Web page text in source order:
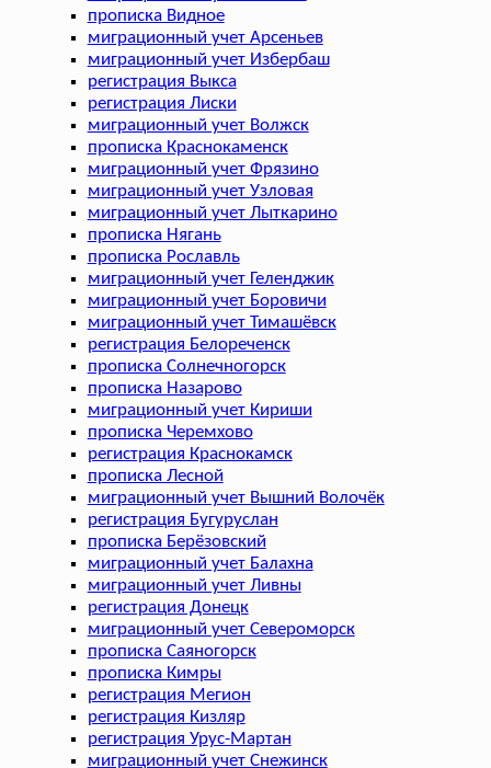
прописка Видное
миграционный учет Арсеньев
миграционный учет Избербаш
регистрация Выкса
регистрация Лиски
миграционный учет Волжск
прописка Краснокаменск
миграционный учет Фрязино
миграционный учет Узловая
миграционный учет Лыткарино
прописка Нягань
прописка Рославль
миграционный учет Геленджик
миграционный учет Боровичи
миграционный учет Тимашёвск
регистрация Белореченск
прописка Солнечногорск
прописка Назарово
миграционный учет Кириши
прописка Черемхово
регистрация Краснокамск
прописка Лесной
миграционный учет Вышний Волочёк
регистрация Бугуруслан
прописка Берёзовский
миграционный учет Балахна
миграционный учет Ливны
регистрация Донецк
миграционный учет Североморск
прописка Саяногорск
прописка Кимры
регистрация Мегион
регистрация Кизляр
регистрация Урус-Мартан
миграционный учет Снежинск